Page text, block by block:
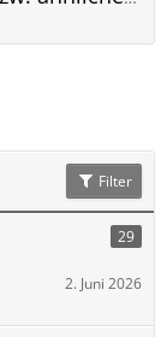
Filter
29
2. Juni 2026